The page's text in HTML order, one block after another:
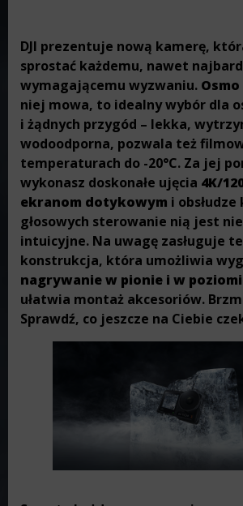
DJI prezentuje nową kamerę,
sprostać każdemu, nawet
wymagającemu wyzwaniu.
niej mowa, to idealny wybór dla
i żądnych przygód – lekka,
wodoodporna, pozwala też
temperaturach do -20°C. Za jej
wykonasz doskonałe ujęcia 4K/
ekranom dotykowym i
głosowych sterowanie nią jest
intuicyjne. Na uwagę zasługuje
konstrukcja, która umożliwia
nagrywanie w pionie i w
ułatwia montaż akcesoriów.
Sprawdź, co jeszcze na Ciebie